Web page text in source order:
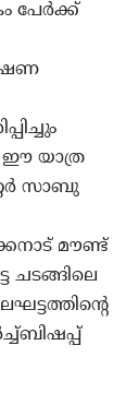
പേർക്ക്
ഈ യാത്ര
സാബു
മൗണ്ട്
ചടങ്ങിലെ